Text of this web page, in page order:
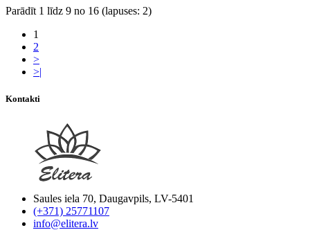
Parādīt 1 līdz 9 no 16 (lapuses: 2)
1
2
>
>|
Kontakti
Saules iela 70, Daugavpils, LV-5401
(+371) 25771107
info@elitera.lv